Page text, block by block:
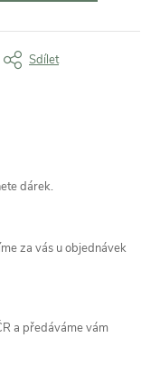
Sdílet
dárek.
za vás u objednávek
a předáváme vám